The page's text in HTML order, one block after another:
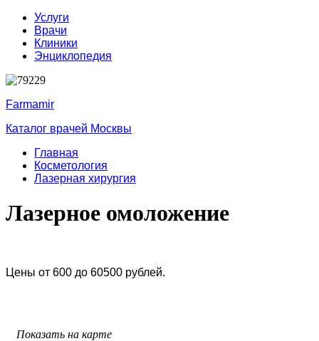
Услуги
Врачи
Клиники
Энциклопедия
Farmamir
Каталог врачей Москвы
Главная
Косметология
Лазерная хирургия
Лазерное омоложение
Цены от 600 до 60500 рублей.
Показать на карте